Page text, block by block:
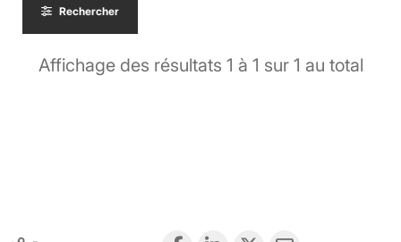
Rechercher
Affichage des résultats 1 à 1 sur 1 au total